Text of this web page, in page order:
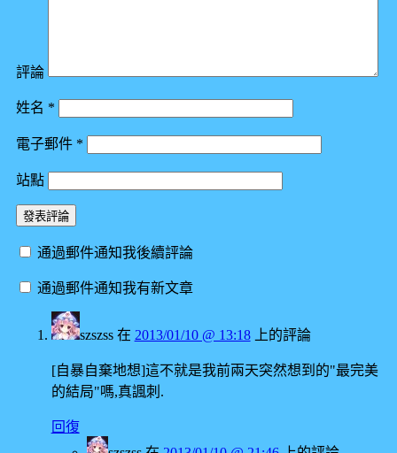
評論
姓名 *
電子郵件 *
站點
通過郵件通知我後續評論
通過郵件通知我有新文章
szszss在 2013/01/10 @ 13:18上的評論
[自暴自棄地想]這不就是我前兩天突然想到的"最完美
的結局"嗎,真諷刺.
回復